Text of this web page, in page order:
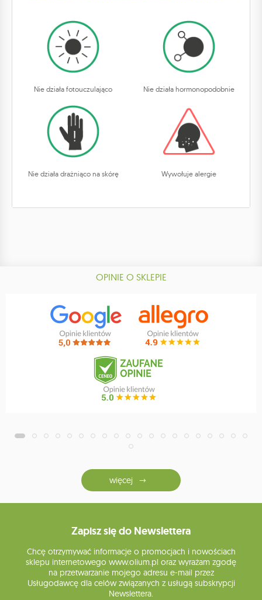
Nie działa fotouczulająco Nie działa hormonopodobnie
Nie działa drażniąco na skórę Wywołuje alergie
OPINIE O SKLEPIE
więcej
Zapisz się do Newslettera
Chcę otrzymywać informacje o promocjach i nowościach
sklepu internetowego www.olium.pl oraz wyrażam zgodę
na przetwarzanie mojego adresu e-mail przez
Usługodawcę dla celów związanych z usługą subskrypcji
Newslettera.